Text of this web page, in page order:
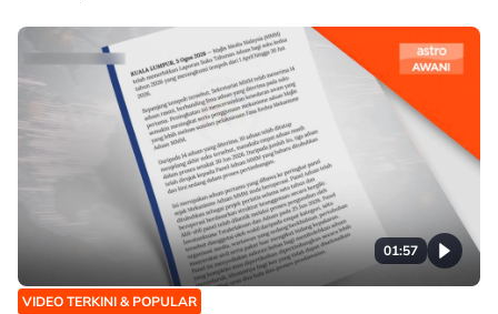
01:57
VIDEO TERKINI & POPULAR